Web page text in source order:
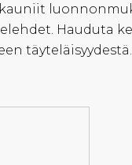
Hauduta
täyteläisyydestä.